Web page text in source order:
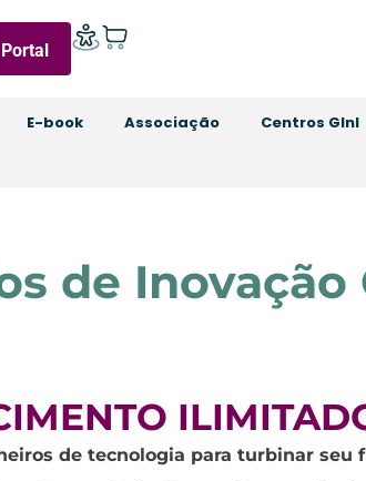
Portal
E-book Associação Centros GInI
de Inovação
de tecnologia para turbinar seu